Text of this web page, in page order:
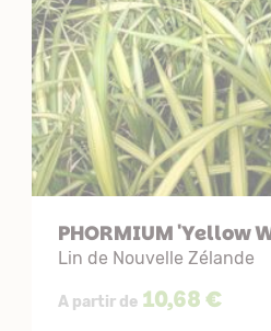
PHORMIUM 'Yellow
Lin de Nouvelle Zélande
A partir de 10,68 €